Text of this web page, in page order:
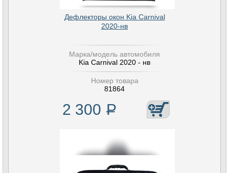
Дефлекторы окон Kia Carnival
2020-нв
Марка/модель автомобиля
Kia Carnival 2020 - нв
Номер товара
81864
2 300 Р